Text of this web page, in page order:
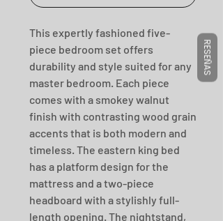
This expertly fashioned five-
piece bedroom set offers
durability and style suited for any
master bedroom. Each piece
comes with a smokey walnut
finish with contrasting wood grain
accents that is both modern and
timeless. The eastern king bed
has a platform design for the
mattress and a two-piece
headboard with a stylishly full-
length opening. The nightstand,
RESEÑAS